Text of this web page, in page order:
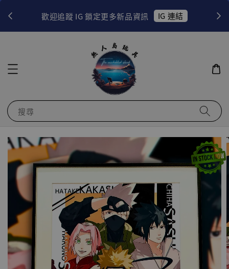
歡迎追蹤 IG 鎖定更多新品資訊 IG 連結
搜尋